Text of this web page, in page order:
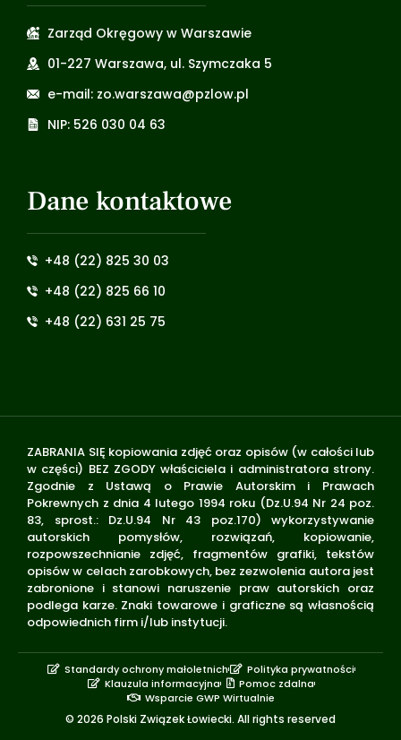
Zarząd Okręgowy w Warszawie
01-227 Warszawa, ul. Szymczaka 5
e-mail: zo.warszawa@pzlow.pl
NIP: 526 030 04 63
Dane kontaktowe
+48 (22) 825 30 03
+48 (22) 825 66 10
+48 (22) 631 25 75
ZABRANIA SIĘ kopiowania zdjęć oraz opisów (w całości lub
w części) BEZ ZGODY właściciela i administratora strony.
Zgodnie z Ustawą o Prawie Autorskim i Prawach
Pokrewnych z dnia 4 lutego 1994 roku (Dz.U.94 Nr 24 poz.
83, sprost.: Dz.U.94 Nr 43 poz.170) wykorzystywanie
autorskich pomysłów, rozwiązań, kopiowanie,
rozpowszechnianie zdjęć, fragmentów grafiki, tekstów
opisów w celach zarobkowych, bez zezwolenia autora jest
zabronione i stanowi naruszenie praw autorskich oraz
podlega karze. Znaki towarowe i graficzne są własnością
odpowiednich firm i/lub instytucji.
© 2026 Polski Związek Łowiecki. All rights reserved
Standardy ochrony małoletnich
Polityka prywatności
Klauzula informacyjna
Pomoc zdalna
Wsparcie GWP Wirtualnie